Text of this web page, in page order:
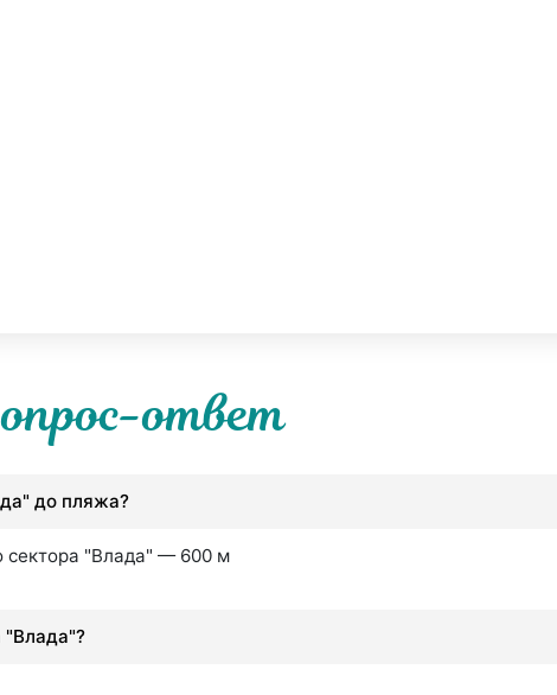
ответ
до пляжа?
сектора "Влада" — 600 м
"Влада"?